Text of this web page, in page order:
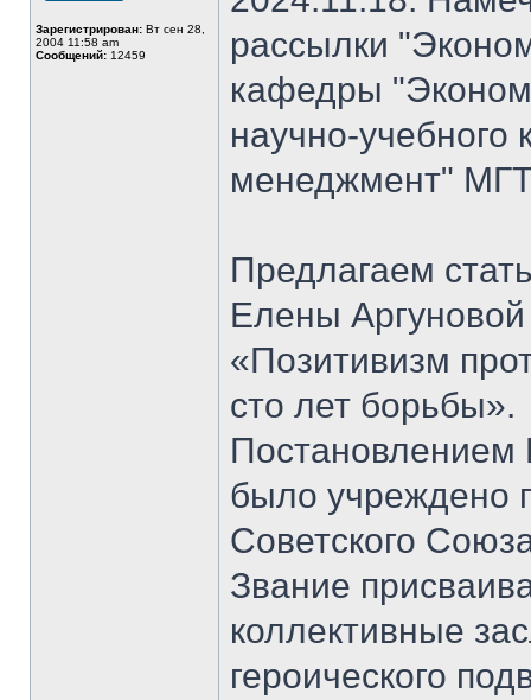
Зарегистрирован: Вт сен 28,
2004 11:58 am
Сообщений: 12459
рассылки
кафедры
научно-
менеджмент"
Предлагаем
Елены
«Позитивизм
сто лет борьбы».
было учреждено
Советского
Звание
коллективные
героического